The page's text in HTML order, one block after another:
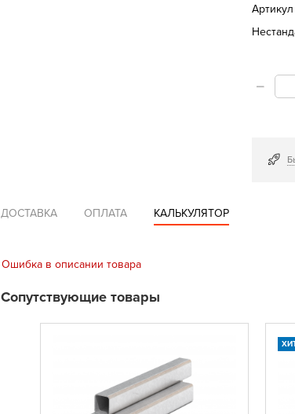
Артикул
ДОСТАВКА ОПЛАТА КАЛЬКУЛЯТОР
Ошибка в описании товара
Сопутствующие товары